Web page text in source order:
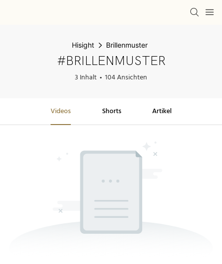
Hisight Brillenmuster
#BRILLENMUSTER
3 Inhalt 104 Ansichten
Videos Shorts Artikel